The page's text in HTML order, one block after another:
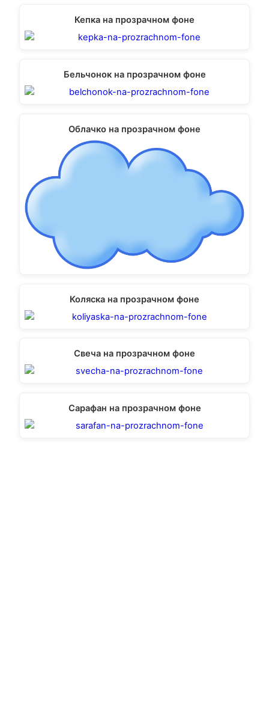
Кепка на прозрачном фоне
Бельчонок на прозрачном фоне
Облачко на прозрачном фоне
Коляска на прозрачном фоне
Свеча на прозрачном фоне
Сарафан на прозрачном фоне